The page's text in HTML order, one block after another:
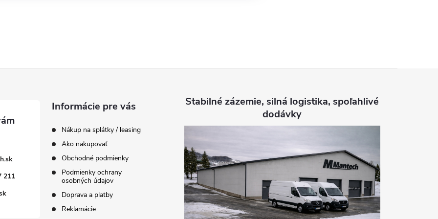
211
Informácie pre vás
Nákup na splátky / leasing
Ako nakupovať
Obchodné podmienky
Podmienky ochrany
osobných údajov
Doprava a platby
Reklamácie
Stabilné zázemie, silná logistika, spoľahlivé
dodávky